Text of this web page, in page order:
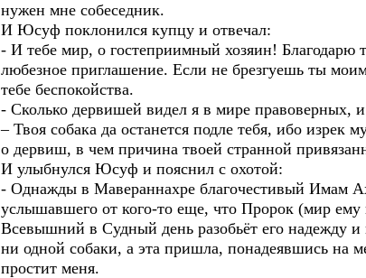
нужен мне собеседник.
И Юсуф поклонился купцу и отвечал:
- И тебе мир, о гостеприимный хозяин! Благодарю
любезное приглашение. Если не брезгуешь ты
тебе беспокойства.
- Сколько дервишей видел я в мире правоверных,
– Твоя собака да останется подле тебя, ибо изрек
о дервиш, в чем причина твоей странной
И улыбнулся Юсуф и пояснил с охотой:
- Однажды в Мавераннахре благочестивый Имам
услышавшего от кого-то еще, что Пророк (мир ему
Всевышний в Судный день разобьёт его надежду
ни одной собаки, а эта пришла, понадеявшись на
простит меня.